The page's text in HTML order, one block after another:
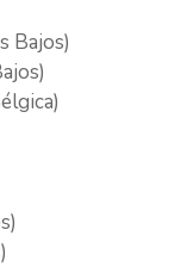
Bajos)